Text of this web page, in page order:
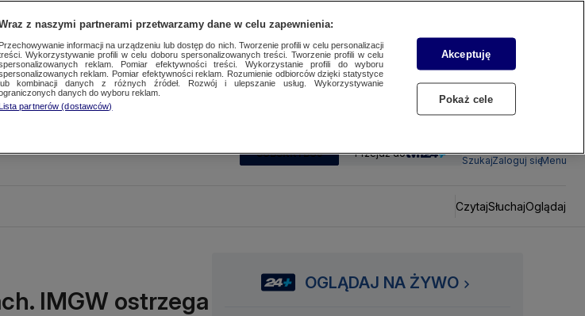
SUBSKRYBUJ Przejdź do
SzukajZaloguj sięMenu
CzytajSłuchajOglądaj
IMGW ostrzega
OGLĄDAJ NA ŻYWO
z naszymi partnerami przetwarzamy dane w celu zapewnienia:
Przechowywanie informacji na urządzeniu lub dostęp do nich. Tworzenie profili w celu personalizacji
Wykorzystywanie profili w celu doboru spersonalizowanych treści. Tworzenie profili w celu
reklam. Pomiar efektywności treści. Wykorzystanie profili do wyboru
reklam. Pomiar efektywności reklam. Rozumienie odbiorców dzięki statystyce
kombinacji danych z różnych źródeł. Rozwój i ulepszanie usług. Wykorzystywanie
danych do wyboru reklam.
partnerów (dostawców)
Akceptuję
Pokaż cele